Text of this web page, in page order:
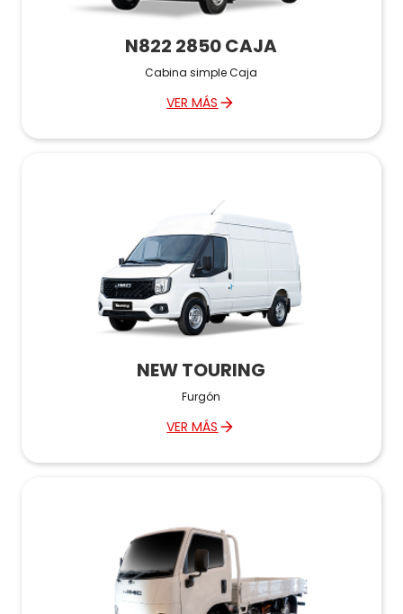
N822 2850 CAJA
Cabina simple Caja
VER MÁS
NEW TOURING
Furgón
VER MÁS